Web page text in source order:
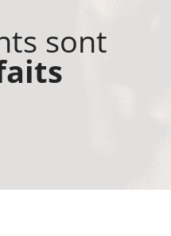
sont